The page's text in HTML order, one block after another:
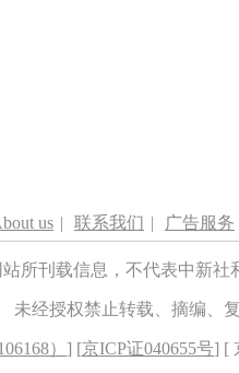
us | 联系我们 | 广告服务
所刊载信息，不代表中新
未经授权禁止转载、摘编、
） ] [京ICP证040655号] [